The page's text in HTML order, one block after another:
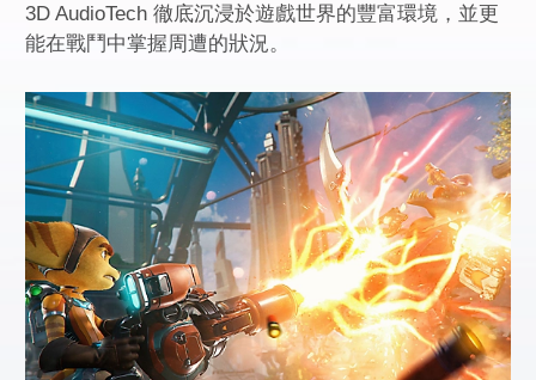
3D AudioTech 徹底沉浸於遊戲世界的豐富環境，並更
能在戰鬥中掌握周遭的狀況。